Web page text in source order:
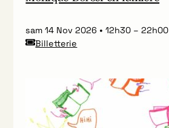
sam 14 Nov 2026 12h30 –22h00
Billetterie